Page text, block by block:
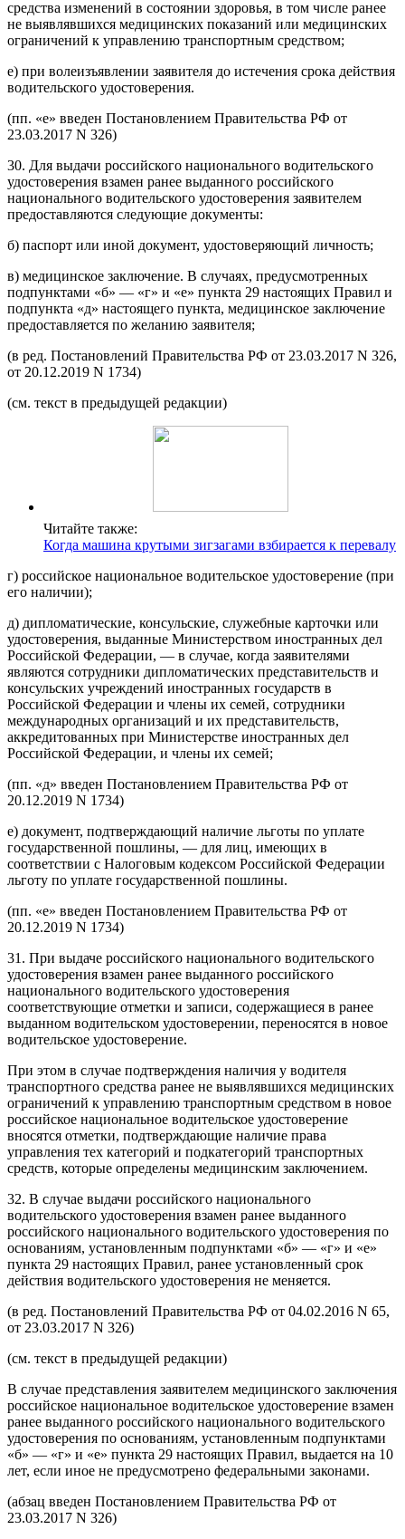
средства изменений в состоянии здоровья, в том числе ранее
не выявлявшихся медицинских показаний или медицинских
ограничений к управлению транспортным средством;
е) при волеизъявлении заявителя до истечения срока действия
водительского удостоверения.
(пп. «е» введен Постановлением Правительства РФ от
23.03.2017 N 326)
30. Для выдачи российского национального водительского
удостоверения взамен ранее выданного российского
национального водительского удостоверения заявителем
предоставляются следующие документы:
б) паспорт или иной документ, удостоверяющий личность;
в) медицинское заключение. В случаях, предусмотренных
подпунктами «б» — «г» и «е» пункта 29 настоящих Правил и
подпункта «д» настоящего пункта, медицинское заключение
предоставляется по желанию заявителя;
(в ред. Постановлений Правительства РФ от 23.03.2017 N 326,
от 20.12.2019 N 1734)
(см. текст в предыдущей редакции)
Читайте также:
Когда машина крутыми зигзагами взбирается к перевалу
г) российское национальное водительское удостоверение (при
его наличии);
д) дипломатические, консульские, служебные карточки или
удостоверения, выданные Министерством иностранных дел
Российской Федерации, — в случае, когда заявителями
являются сотрудники дипломатических представительств и
консульских учреждений иностранных государств в
Российской Федерации и члены их семей, сотрудники
международных организаций и их представительств,
аккредитованных при Министерстве иностранных дел
Российской Федерации, и члены их семей;
(пп. «д» введен Постановлением Правительства РФ от
20.12.2019 N 1734)
е) документ, подтверждающий наличие льготы по уплате
государственной пошлины, — для лиц, имеющих в
соответствии с Налоговым кодексом Российской Федерации
льготу по уплате государственной пошлины.
(пп. «е» введен Постановлением Правительства РФ от
20.12.2019 N 1734)
31. При выдаче российского национального водительского
удостоверения взамен ранее выданного российского
национального водительского удостоверения
соответствующие отметки и записи, содержащиеся в ранее
выданном водительском удостоверении, переносятся в новое
водительское удостоверение.
При этом в случае подтверждения наличия у водителя
транспортного средства ранее не выявлявшихся медицинских
ограничений к управлению транспортным средством в новое
российское национальное водительское удостоверение
вносятся отметки, подтверждающие наличие права
управления тех категорий и подкатегорий транспортных
средств, которые определены медицинским заключением.
32. В случае выдачи российского национального
водительского удостоверения взамен ранее выданного
российского национального водительского удостоверения по
основаниям, установленным подпунктами «б» — «г» и «е»
пункта 29 настоящих Правил, ранее установленный срок
действия водительского удостоверения не меняется.
(в ред. Постановлений Правительства РФ от 04.02.2016 N 65,
от 23.03.2017 N 326)
(см. текст в предыдущей редакции)
В случае представления заявителем медицинского заключения
российское национальное водительское удостоверение взамен
ранее выданного российского национального водительского
удостоверения по основаниям, установленным подпунктами
«б» — «г» и «е» пункта 29 настоящих Правил, выдается на 10
лет, если иное не предусмотрено федеральными законами.
(абзац введен Постановлением Правительства РФ от
23.03.2017 N 326)